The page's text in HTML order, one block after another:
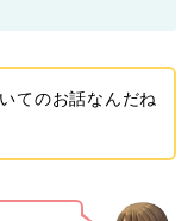
てのお話なんだね